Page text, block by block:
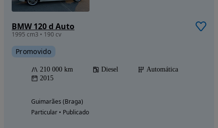
BMW 120 d Auto
1995 cm3 • 190 cv
Promovido
210 000 km Diesel
Automática
2015
Guimarães (Braga)
Particular • Publicado